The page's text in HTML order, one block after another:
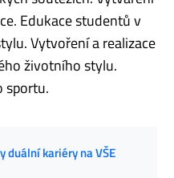
Edukace studentů v
Vytvoření a realizace
životního stylu.
sportu.
duální kariéry na VŠE